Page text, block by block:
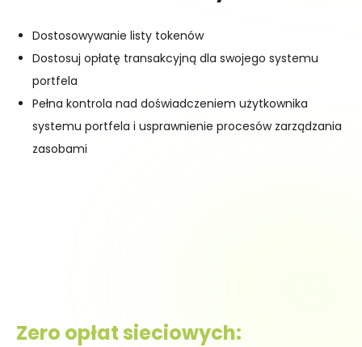
Dostosowywanie listy tokenów
Dostosuj opłatę transakcyjną dla swojego systemu
portfela
Pełna kontrola nad doświadczeniem użytkownika
systemu portfela i usprawnienie procesów zarządzania
zasobami
Zero opłat sieciowych: